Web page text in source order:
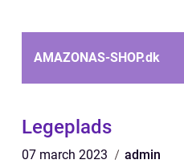
AMAZONAS-SHOP.dk
Legeplads
07 march 2023 admin